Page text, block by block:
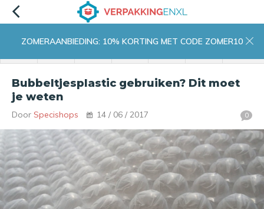
ZOMERAANBIEDING: 10% KORTING MET CODE ZOMER10
Bubbeltjesplastic gebruiken? Dit moet
je weten
Door Specishops 14 / 06 / 2017 0